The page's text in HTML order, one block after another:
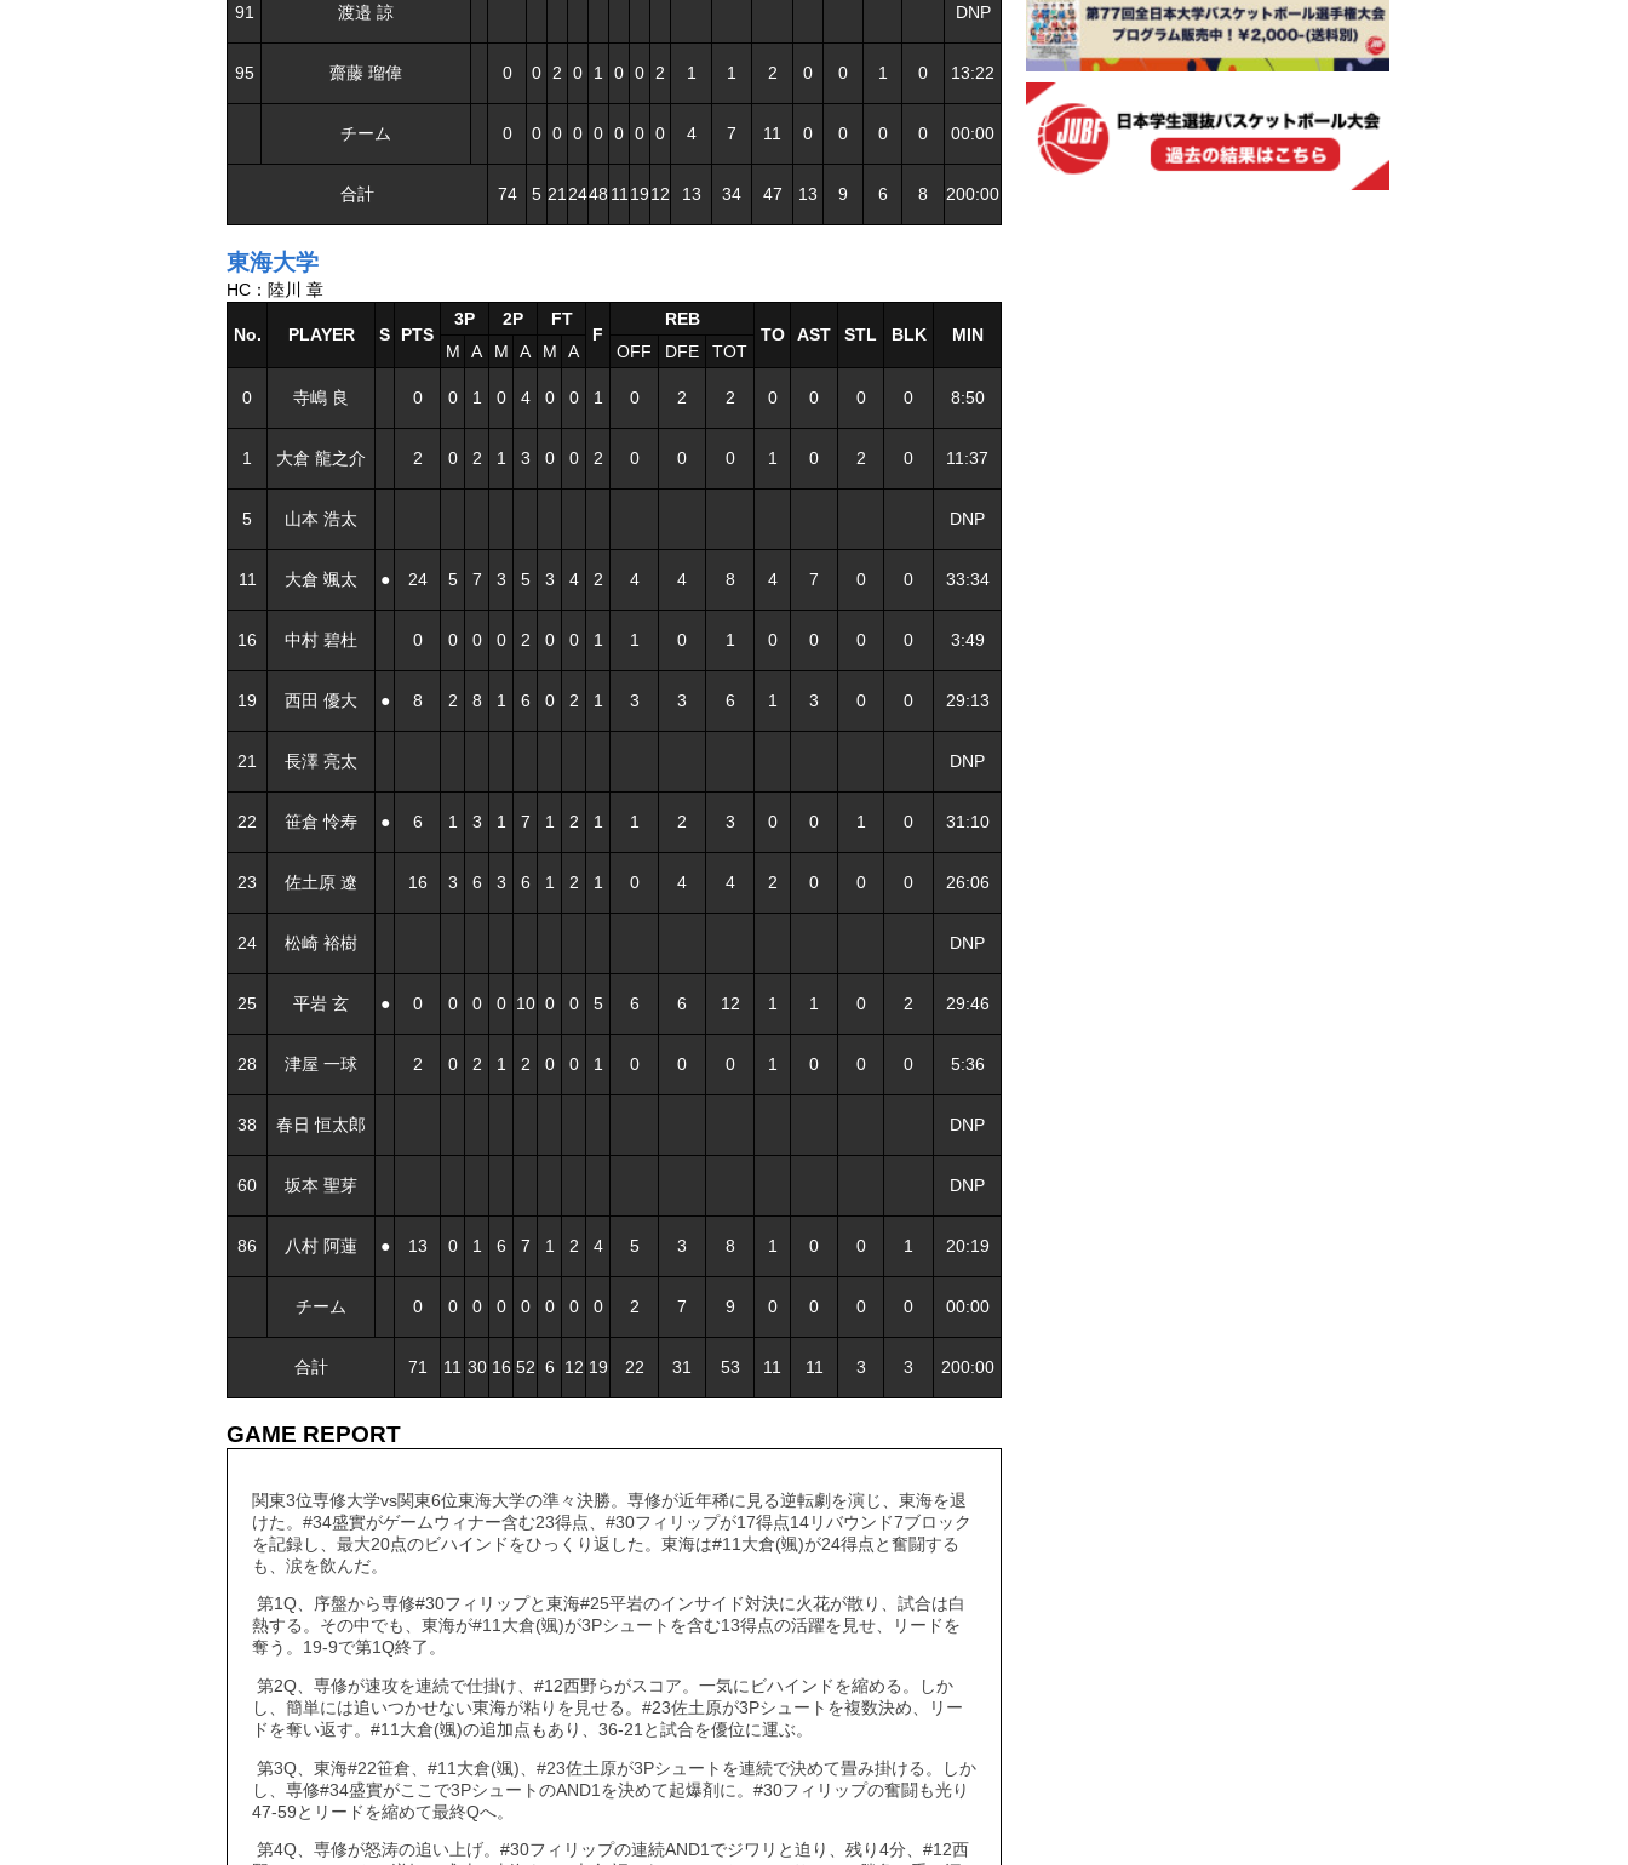
91 渡邉 諒 DNP
95 齋藤 瑠偉 0 0 2 0 1 0 0 2 1 1 2 0 0 1 0 13:22
チーム 0 0 0 0 0 0 0 0 4 7 11 0 0 0 0 00:00
合計 74 5 21 2448 11 1912 13 34 47 13 9 6 8 200:00
東海大学
HC：陸川 章
No. PLAYER S PTS
3P 2P
FT
F
REB
TO
AST STL BLK
MIN
M
A M A M A OFF DFE TOT
0 寺嶋 良 0 0 1 0 4 0 0 1 0 2 2 0 0 0 0 8:50
1 大倉 龍之介 2 0 2 1 3 0 0 2 0 0 0 1 0 2 0 11:37
5 山本 浩太 DNP
11 大倉 颯太 ● 24 5 7 3 5 3 4 2 4 4 8 4 7 0 0 33:34
16 中村 碧杜 0 0 0 0 2 0 0 1 1 0 1 0 0 0 0 3:49
19 西田 優大 ● 8 2 8 1 6 0 2 1 3 3 6 1 3 0 0 29:13
21 長澤 亮太 DNP
22 笹倉 怜寿 ● 6 1 3 1 7 1 2 1 1 2 3 0 0 1 0 31:10
23 佐土原 遼 16 3 6 3 6 1 2 1 0 4 4 2 0 0 0 26:06
24 松崎 裕樹 DNP
25 平岩 玄 ● 0 0 0 0 10 0 0 5 6 6 12 1 1 0 2 29:46
28 津屋 一球 2 0 2 1 2 0 0 1 0 0 0 1 0 0 0 5:36
38 春日 恒太郎 DNP
60 坂本 聖芽 DNP
86 八村 阿蓮 ● 13 0 1 6 7 1 2 4 5 3 8 1 0 0 1 20:19
チーム 0 0 0 0 0 0 0 0 2 7 9 0 0 0 0 00:00
合計 71 11 30 16 52 6 12 19 22 31 53 11 11 3 3 200:00
GAME REPORT
関東3位専修大学vs関東6位東海大学の準々決勝。専修が近年稀に見る逆転劇を演じ、東海を退
けた。#34盛實がゲームウィナー含む23得点、#30フィリップが17得点14リバウンド7ブロック
を記録し、最大20点のビハインドをひっくり返した。東海は#11大倉(颯)が24得点と奮闘する
も、涙を飲んだ。
第1Q、序盤から専修#30フィリップと東海#25平岩のインサイド対決に火花が散り、試合は白
熱する。その中でも、東海が#11大倉(颯)が3Pシュートを含む13得点の活躍を見せ、リードを
奪う。19-9で第1Q終了。
第2Q、専修が速攻を連続で仕掛け、#12西野らがスコア。一気にビハインドを縮める。しか
し、簡単には追いつかせない東海が粘りを見せる。#23佐土原が3Pシュートを複数決め、リー
ドを奪い返す。#11大倉(颯)の追加点もあり、36-21と試合を優位に運ぶ。
第3Q、東海#22笹倉、#11大倉(颯)、#23佐土原が3Pシュートを連続で決めて畳み掛ける。しか
し、専修#34盛實がここで3PシュートのAND1を決めて起爆剤に。#30フィリップの奮闘も光り
47-59とリードを縮めて最終Qへ。
第4Q、専修が怒涛の追い上げ。#30フィリップの連続AND1でジワリと迫り、残り4分、#12西